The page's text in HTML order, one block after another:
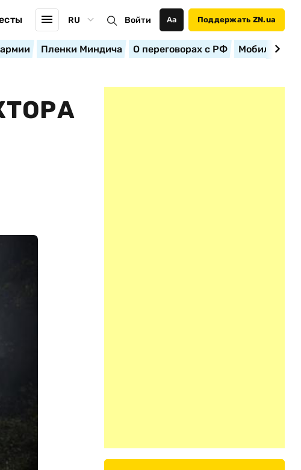
RU Войти Аа Поддержать ZN.ua
Пленки Миндича О переговорах с РФ